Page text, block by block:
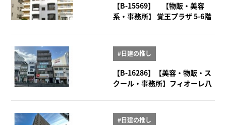
【B-15569】 【物販・美容
系・事務所】 覚王プラザ 5-6階
#日建の推し
【B-16286】【美容・物販・ス
クール・事務所】フィオーレ八
#日建の推し